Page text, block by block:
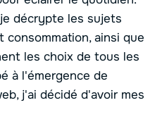
décrypte les sujets
ainsi que
les choix de tous les
à l'émergence de
j'ai décidé d'avoir mes